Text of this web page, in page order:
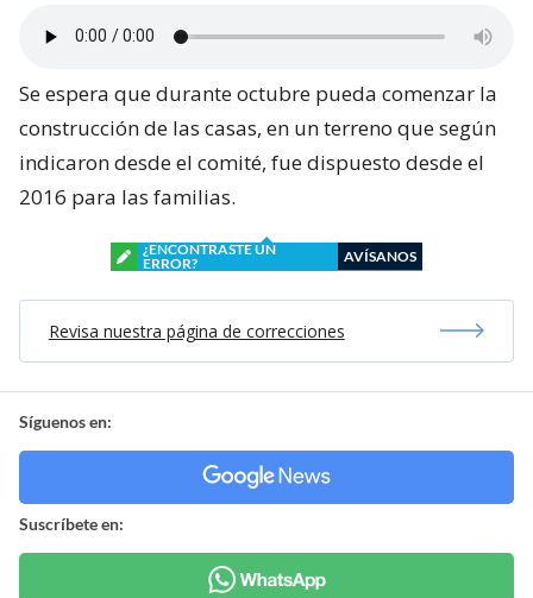
Se espera que durante octubre pueda comenzar la
construcción de las casas, en un terreno que según
indicaron desde el comité, fue dispuesto desde el
2016 para las familias.
¿ENCONTRASTE UN
ERROR?
AVÍSANOS
Revisa nuestra página de correcciones
Síguenos en:
Suscríbete en: